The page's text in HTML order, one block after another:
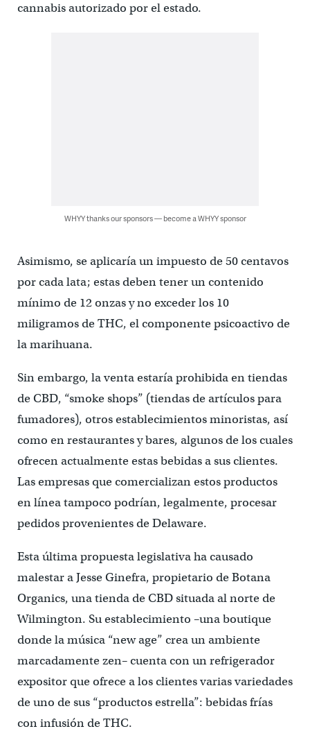
cannabis autorizado por el estado.
WHYY thanks our sponsors — become a WHYY sponsor
Asimismo, se aplicaría un impuesto de 50 centavos
por cada lata; estas deben tener un contenido
mínimo de 12 onzas y no exceder los 10
miligramos de THC, el componente psicoactivo de
la marihuana.
Sin embargo, la venta estaría prohibida en tiendas
de CBD, “smoke shops” (tiendas de artículos para
fumadores), otros establecimientos minoristas, así
como en restaurantes y bares, algunos de los cuales
ofrecen actualmente estas bebidas a sus clientes.
Las empresas que comercializan estos productos
en línea tampoco podrían, legalmente, procesar
pedidos provenientes de Delaware.
Esta última propuesta legislativa ha causado
malestar a Jesse Ginefra, propietario de Botana
Organics, una tienda de CBD situada al norte de
Wilmington. Su establecimiento –una boutique
donde la música “new age” crea un ambiente
marcadamente zen– cuenta con un refrigerador
expositor que ofrece a los clientes varias variedades
de uno de sus “productos estrella”: bebidas frías
con infusión de THC.